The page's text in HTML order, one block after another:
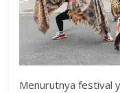
Menurutnya festival